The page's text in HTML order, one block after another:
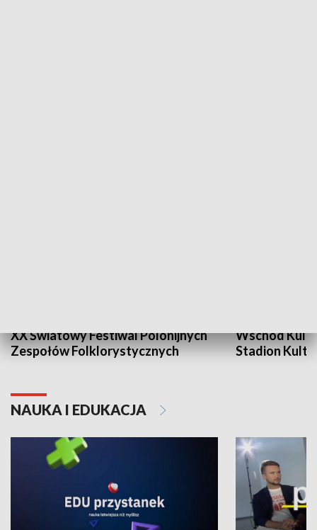
XX Światowy Festiwal Polonijnych
Zespołów Folklorystycznych
Wschód
Stadion
NAUKA I EDUKACJA